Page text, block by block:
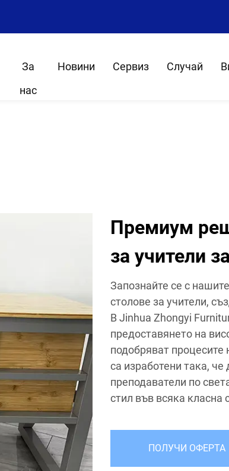
За
нас
Новини Сервиз Случай
Премиум
за учители
Запознайте се с
столове за учители,
В Jinhua Zhongyi
предоставянето на
подобряват
са изработени така,
преподаватели по
стил във всяка класна
ПОЛУЧИ ОФЕРТА